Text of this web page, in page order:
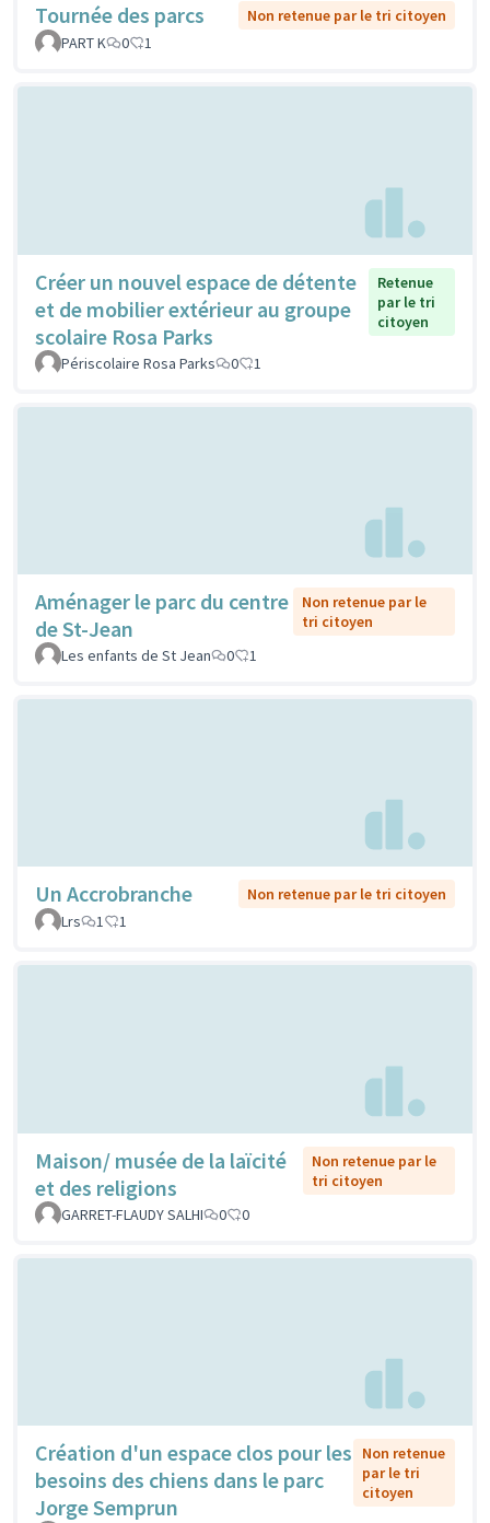
Tournée des parcs
Non retenue par le tri citoyen
PART K
0 1
Créer un nouvel espace de détente
et de mobilier extérieur au groupe
scolaire Rosa Parks
Retenue
par le tri
citoyen
Périscolaire Rosa Parks 0 1
Aménager le parc du centre
de St-Jean
Non retenue par le
tri citoyen
Les enfants de St Jean
0 1
Un Accrobranche
Non retenue par le tri citoyen
Lrs
1 1
Maison/ musée de la laïcité
et des religions
Non retenue par le
tri citoyen
GARRET-FLAUDY SALHI
0 0
Création d'un espace clos pour les
besoins des chiens dans le parc
Jorge Semprun
Non retenue
par le tri
citoyen